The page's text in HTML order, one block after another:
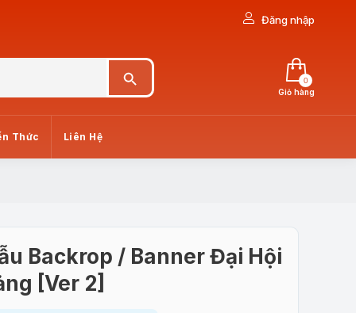
Đăng nhập
Giỏ hàng
0
Thức Liên Hệ
Backrop / Banner Đại Hội
[Ver 2]